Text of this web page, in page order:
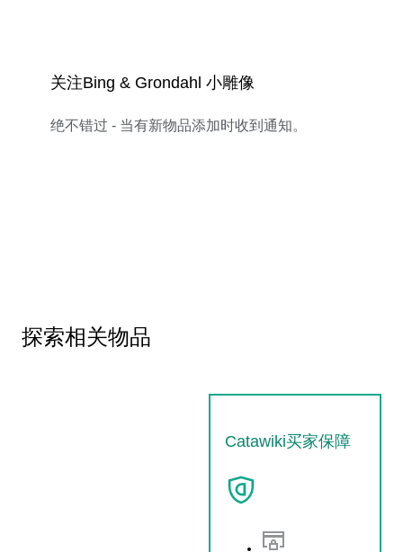
关注Bing & Grondahl 小雕像
绝不错过 - 当有新物品添加时收到通知。
探索相关物品
Catawiki买家保障